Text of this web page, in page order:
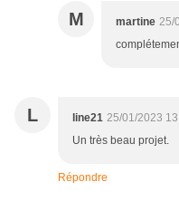
M martine 25/
L line21 25/01/2023
Un très beau projet.
Répondre